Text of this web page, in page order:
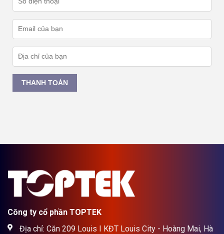
THANH TOÁN
Công ty cổ phần TOPTEK
Địa chỉ: Căn 209 Louis I KĐT Louis City - Hoàng Mai, Hà